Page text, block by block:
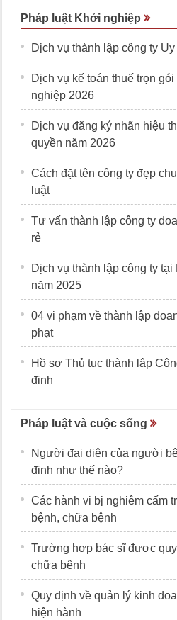
Pháp luật Khởi nghiệp
Dịch vụ thành lập công ty
Dịch vụ kế toán thuế trọn
nghiệp 2026
Dịch vụ đăng ký nhãn hiệu
quyền năm 2026
Cách đặt tên công ty đẹp
luật
Tư vấn thành lập công ty
rẻ
Dịch vụ thành lập công ty
năm 2025
04 vi phạm về thành lập
phạt
Hồ sơ Thủ tục thành lập
định
Pháp luật và cuộc sống
Người đại diện của người
định như thế nào?
Các hành vi bị nghiêm cấm
bệnh, chữa bệnh
Trường hợp bác sĩ được
chữa bệnh
Quy định về quản lý kinh
hiện hành